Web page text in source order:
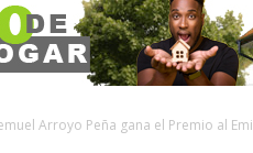
Arroyo Peña gana el Premio al